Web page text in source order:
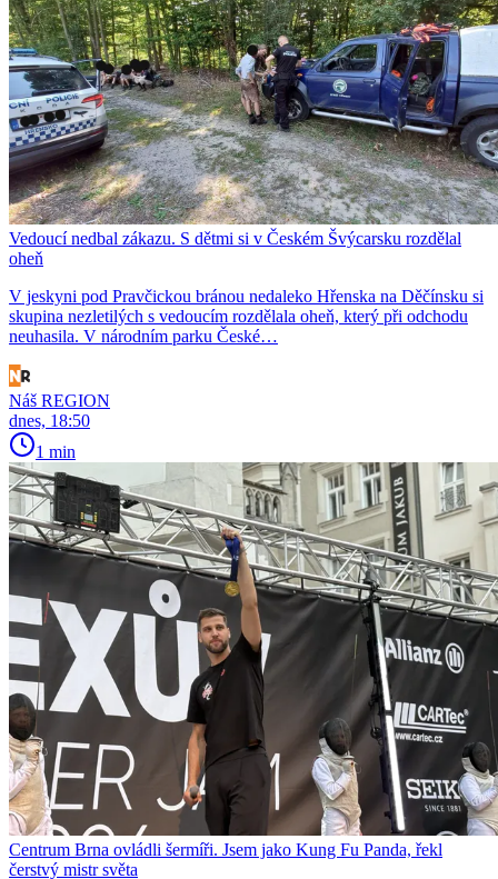
Vedoucí nedbal zákazu. S dětmi si v Českém Švýcarsku rozdělal
oheň
V jeskyni pod Pravčickou bránou nedaleko Hřenska na Děčínsku si
skupina nezletilých s vedoucím rozdělala oheň, který při odchodu
neuhasila. V národním parku České…
Náš REGION
dnes, 18:50
1 min
Centrum Brna ovládli šermíři. Jsem jako Kung Fu Panda, řekl
čerstvý mistr světa